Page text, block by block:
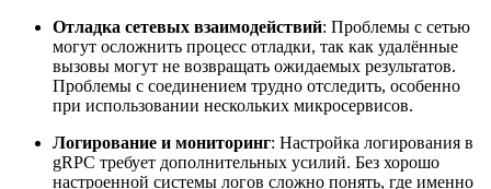
Отладка сетевых взаимодействий: Проблемы с сетью
могут осложнить процесс отладки, так как удалённые
вызовы могут не возвращать ожидаемых результатов.
Проблемы с соединением трудно отследить, особенно
при использовании нескольких микросервисов.
Логирование и мониторинг: Настройка логирования в
gRPC требует дополнительных усилий. Без хорошо
настроенной системы логов сложно понять, где именно